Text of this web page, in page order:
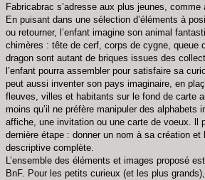
Fabricabrac s’adresse aux plus jeunes,
En puisant dans une sélection d’éléments à
ou retourner, l’enfant imagine son animal
chimères : tête de cerf, corps de cygne, queue
dragon sont autant de briques issues des
l’enfant pourra assembler pour satisfaire sa
peut aussi inventer son pays imaginaire, en
fleuves, villes et habitants sur le fond de carte
moins qu’il ne préfère manipuler des alphabets
affiche, une invitation ou une carte de voeux. ll
dernière étape : donner un nom à sa création
descriptive complète.
L’ensemble des éléments et images proposé
BnF. Pour les petits curieux (et les plus